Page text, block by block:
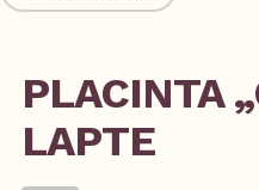
PLACINTA
LAPTE